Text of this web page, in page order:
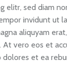
elitr, sed diam
invidunt ut
aliquyam
At vero eos et
dolores et ea